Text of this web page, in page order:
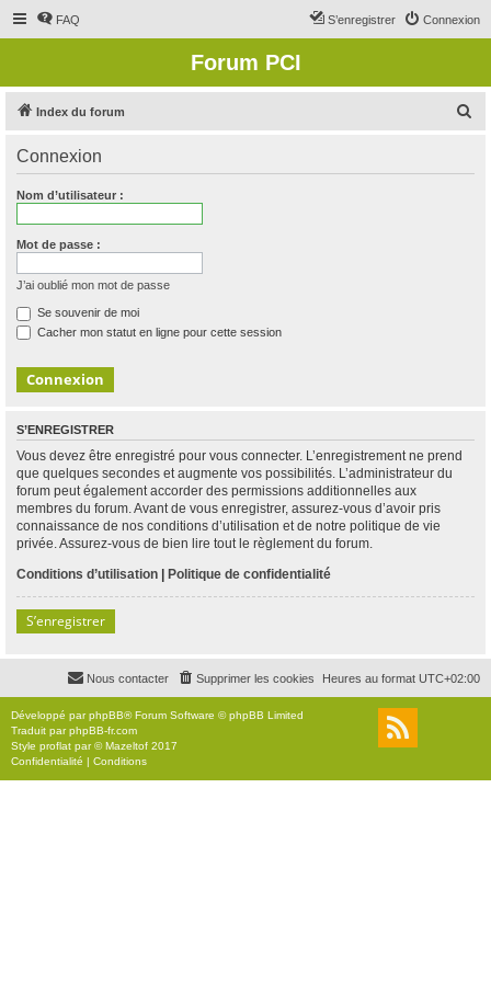
FAQ Connexion
S’enregistrer
Forum PCI
Index du forum
Connexion
Nom d’utilisateur :
Mot de passe :
J’ai oublié mon mot de passe
Se souvenir de moi
Cacher mon statut en ligne pour cette session
S’ENREGISTRER
Vous devez être enregistré pour vous connecter. L’enregistrement ne prend
que quelques secondes et augmente vos possibilités. L’administrateur du
forum peut également accorder des permissions additionnelles aux
membres du forum. Avant de vous enregistrer, assurez-vous d’avoir pris
connaissance de nos conditions d’utilisation et de notre politique de vie
privée. Assurez-vous de bien lire tout le règlement du forum.
Conditions d’utilisation | Politique de confidentialité
S’enregistrer
Heures au format UTC+02:00
Supprimer les cookies
Nous contacter
Développé parphpBB® Forum Software © phpBB Limited
Traduit parphpBB-fr.com
Style proflat par ©Mazeltof 2017
Confidentialité | Conditions